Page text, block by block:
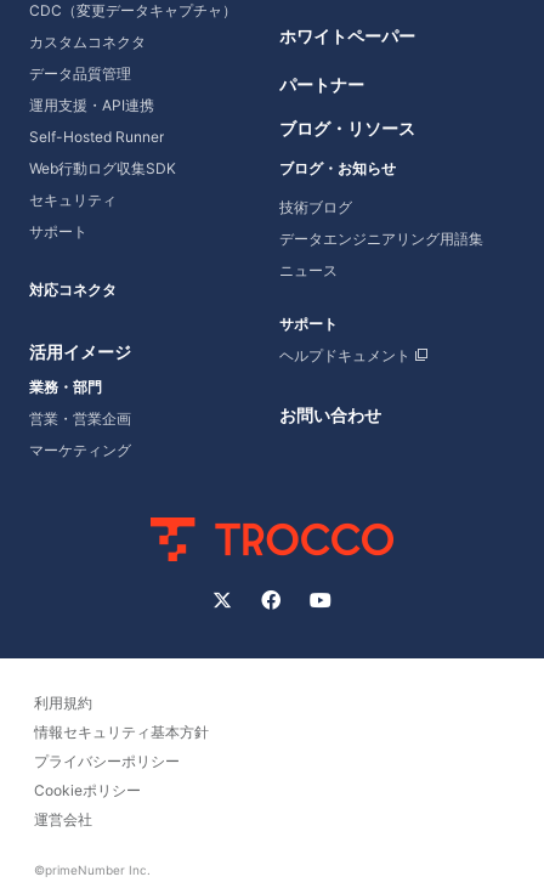
CDC（変更データキャプチャ）
カスタムコネクタ
データ品質管理
運用支援・API連携
Self-Hosted Runner
Web行動ログ収集SDK
セキュリティ
サポート
対応コネクタ
活用イメージ
業務・部門
営業・営業企画
マーケティング
ホワイトペーパー
パートナー
ブログ・リソース
ブログ・お知らせ
技術ブログ
データエンジニアリング用語集
ニュース
サポート
ヘルプドキュメント
お問い合わせ
利用規約
情報セキュリティ基本方針
プライバシーポリシー
Cookieポリシー
運営会社
©primeNumber Inc.